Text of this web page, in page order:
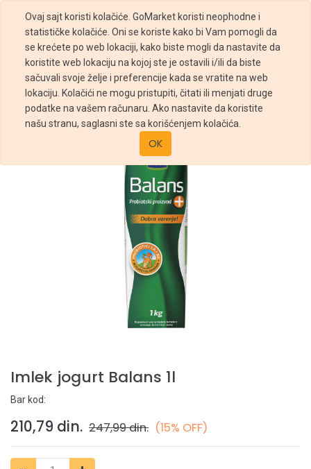
Ovaj sajt koristi kolačiće. GoMarket koristi neophodne i
statističke kolačiće. Oni se koriste kako bi Vam pomogli da
se krećete po web lokaciji, kako biste mogli da nastavite da
koristite web lokaciju na kojoj ste je ostavili i/ili da biste
sačuvali svoje želje i preferencije kada se vratite na web
lokaciju. Kolačići ne mogu pristupiti, čitati ili menjati druge
podatke na vašem računaru. Ako nastavite da koristite
našu stranu, saglasni ste sa korišćenjem kolačića.
OK
Prodavnica Imlek jogurt Balans 1l
Imlek jogurt Balans 1l
Bar kod:
210,79 din. 247,99din. (15% OFF)